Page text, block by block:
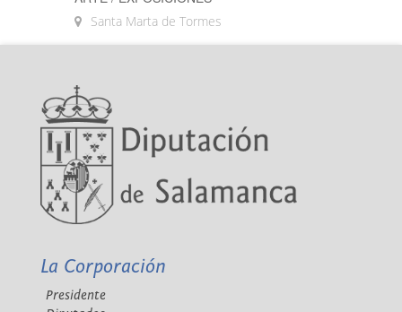
Santa Marta de Tormes
La Corporación
Presidente